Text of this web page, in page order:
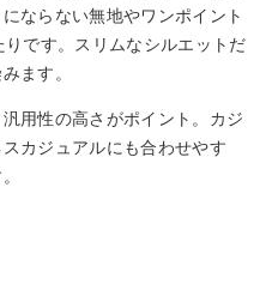
ならない無地やワンポイント
です。スリムなシルエットだ
ます。
用性の高さがポイント。カジ
カジュアルにも合わせやす